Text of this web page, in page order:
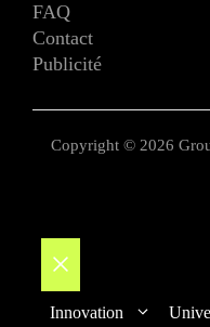
FAQ
Contact
Publicité
Copyright © 2026
Fermer
Innovation